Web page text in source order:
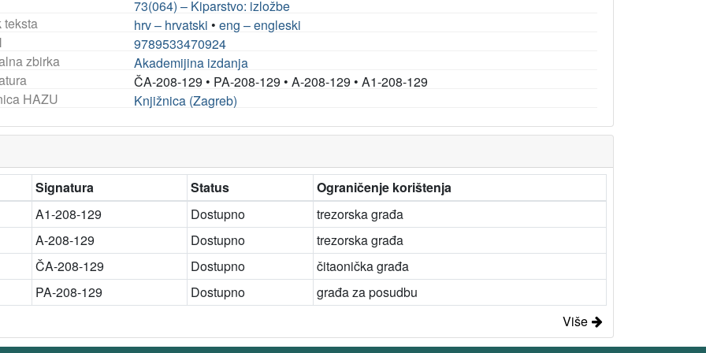
73(064) – Kiparstvo: izložbe
teksta
hrv – hrvatski •eng – engleski
9789533470924
zbirka
Akademijina izdanja
ČA-208-129 • PA-208-129 •A-208-129 •A1-208-129
HAZU
Knjižnica (Zagreb)
Signatura Status
Ograničenje korištenja
A1-208-129
Dostupno
trezorska građa
A-208-129
Dostupno
trezorska građa
ČA-208-129
Dostupno
čitaonička građa
PA-208-129
Dostupno
građa za posudbu
Više